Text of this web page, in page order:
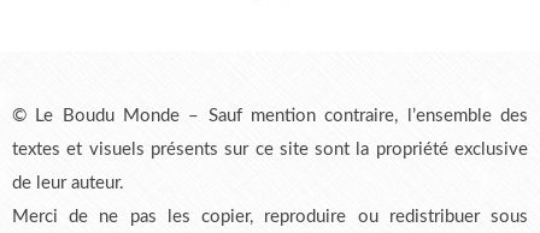
© Le Boudu Monde – Sauf mention contraire, l’ensemble des
textes et visuels présents sur ce site sont la propriété exclusive
de leur auteur.
Merci de ne pas les copier, reproduire ou redistribuer sous